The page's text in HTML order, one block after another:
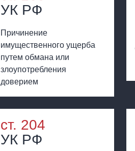
УК РФ
Причинение
имущественного ущерба
путем обмана или
злоупотребления
доверием
ст. 204
УК РФ